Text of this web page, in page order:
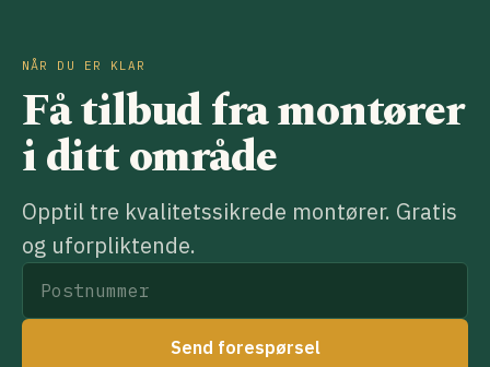
NÅR DU ER KLAR
Få tilbud fra montører
i ditt område
Opptil tre kvalitetssikrede montører. Gratis
og uforpliktende.
Send forespørsel